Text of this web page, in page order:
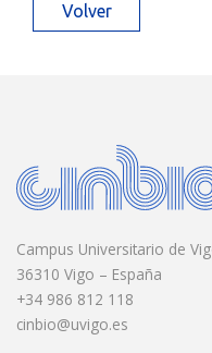
Volver
Campus Universitario de
36310 Vigo – España
+34 986 812 118
cinbio@uvigo.es